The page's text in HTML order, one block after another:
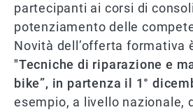
partecipanti ai corsi di
potenziamento delle
Novità dell’offerta formativa
"Tecniche di riparazione e
bike”, in partenza il 1°
esempio, a livello nazionale,